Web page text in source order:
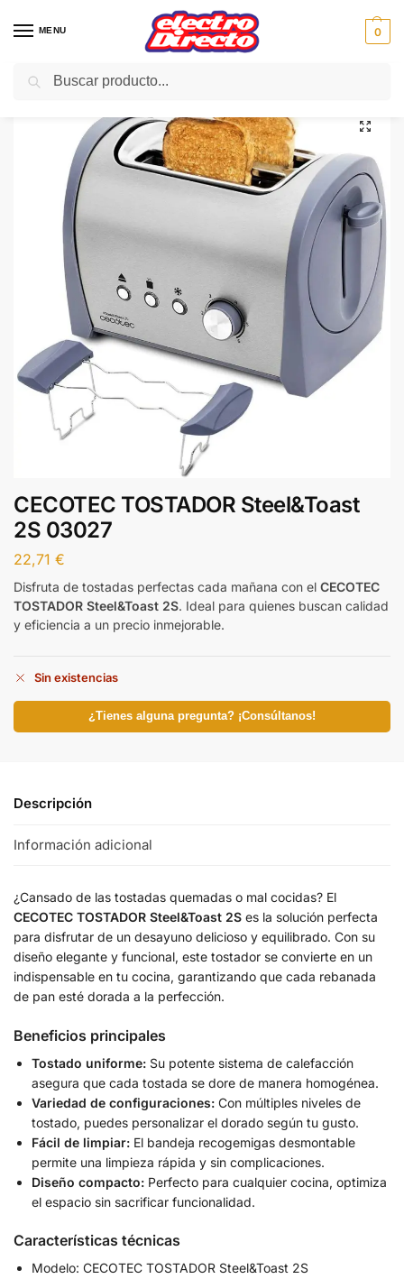
MENU 0
Inicio PAE / Cocina / Tostadores
CECOTEC TOSTADOR Steel&Toast
2S 03027
22,71 €
Disfruta de tostadas perfectas cada mañana con el CECOTEC
TOSTADOR Steel&Toast 2S. Ideal para quienes buscan calidad
y eficiencia a un precio inmejorable.
Sin existencias
¿Tienes alguna pregunta? ¡Consúltanos!
Descripción
Información adicional
¿Cansado de las tostadas quemadas o mal cocidas? El
CECOTEC TOSTADOR Steel&Toast 2S es la solución perfecta
para disfrutar de un desayuno delicioso y equilibrado. Con su
diseño elegante y funcional, este tostador se convierte en un
indispensable en tu cocina, garantizando que cada rebanada
de pan esté dorada a la perfección.
Beneficios principales
Tostado uniforme: Su potente sistema de calefacción
asegura que cada tostada se dore de manera homogénea.
Variedad de configuraciones: Con múltiples niveles de
tostado, puedes personalizar el dorado según tu gusto.
Fácil de limpiar: El bandeja recogemigas desmontable
permite una limpieza rápida y sin complicaciones.
Diseño compacto: Perfecto para cualquier cocina, optimiza
el espacio sin sacrificar funcionalidad.
Características técnicas
Modelo: CECOTEC TOSTADOR Steel&Toast 2S